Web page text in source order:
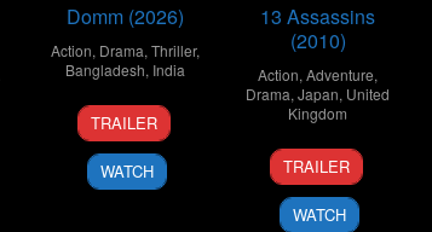
Domm (2026)
Action, Drama, Thriller,
Bangladesh, India
21
Mar
2026
Redoan
Rony
TRAILER
WATCH
13 Assassins
(2010)
Action, Adventure,
Drama, Japan, United
Kingdom
25
Sep
2010
Takashi
Miike
TRAILER
WATCH